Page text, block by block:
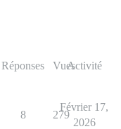
Réponses VuesActivité
8 279
Février 17,
2026